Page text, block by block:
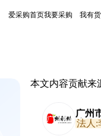
爱采购首页我要采购 我有
本文内容贡献来
广州
公司
法人: